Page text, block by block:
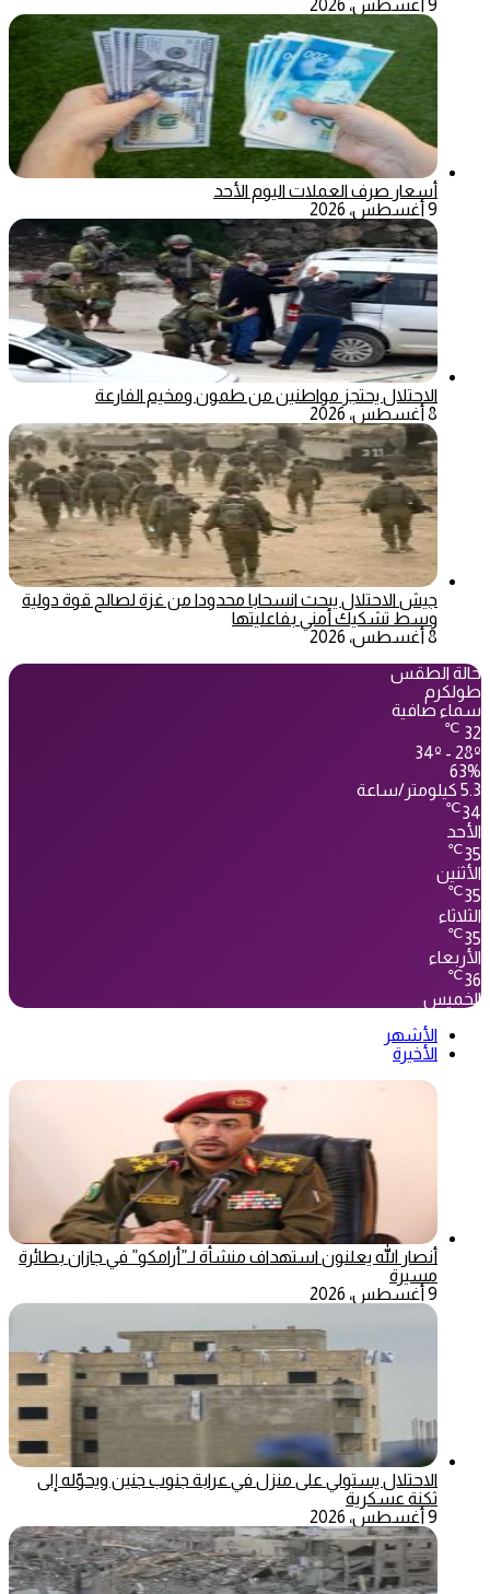
9 أغسطس، 2026
أسعار صرف العملات اليوم الأحد
9 أغسطس، 2026
الاحتلال يحتجز مواطنين من طمون ومخيم الفارعة
8 أغسطس، 2026
جيش الاحتلال يبحث انسحابا محدودا من غزة لصالح قوة دولية
وسط تشكيك أمني بفاعليتها
8 أغسطس، 2026
حالة الطقس
طولكرم
سماء صافية
32
℃
34º - 28º
63%
5.3 كيلومتر/ساعة
34
℃
الأحد
35
℃
الأثنين
35
℃
الثلاثاء
35
℃
الأربعاء
36
℃
الخميس
الأشهر
الأخيرة
أنصار الله يعلنون استهداف منشأة لـ”أرامكو” في جازان بطائرة
مسيرة
9 أغسطس، 2026
الاحتلال يستولي على منزل في عرابة جنوب جنين ويحوّله إلى
ثكنة عسكرية
9 أغسطس، 2026